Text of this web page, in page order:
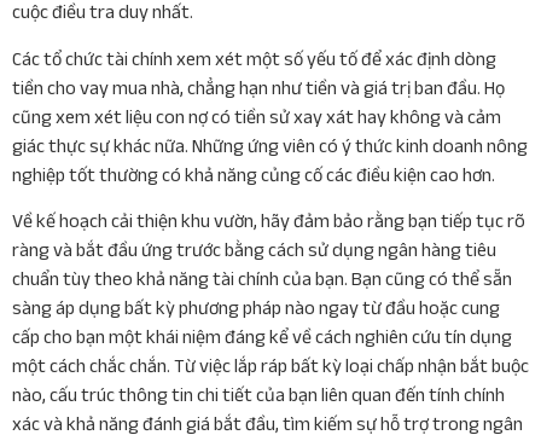
cuộc điều tra duy nhất.
Các tổ chức tài chính xem xét một số yếu tố để xác định dòng
tiền cho vay mua nhà, chẳng hạn như tiền và giá trị ban đầu. Họ
cũng xem xét liệu con nợ có tiền sử xay xát hay không và cảm
giác thực sự khác nữa. Những ứng viên có ý thức kinh doanh nông
nghiệp tốt thường có khả năng củng cố các điều kiện cao hơn.
Về kế hoạch cải thiện khu vườn, hãy đảm bảo rằng bạn tiếp tục rõ
ràng và bắt đầu ứng trước bằng cách sử dụng ngân hàng tiêu
chuẩn tùy theo khả năng tài chính của bạn. Bạn cũng có thể sẵn
sàng áp dụng bất kỳ phương pháp nào ngay từ đầu hoặc cung
cấp cho bạn một khái niệm đáng kể về cách nghiên cứu tín dụng
một cách chắc chắn. Từ việc lắp ráp bất kỳ loại chấp nhận bắt buộc
nào, cấu trúc thông tin chi tiết của bạn liên quan đến tính chính
xác và khả năng đánh giá bắt đầu, tìm kiếm sự hỗ trợ trong ngân